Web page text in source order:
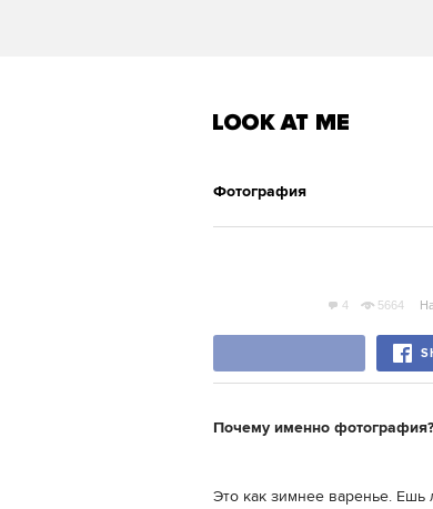
Фотография
4 5664
Почему именно фотография?
Это как зимнее варенье.